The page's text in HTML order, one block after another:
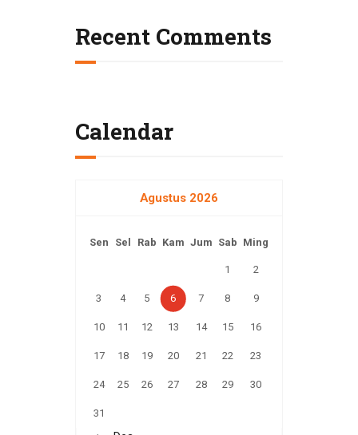
Recent Comments
Calendar
Agustus 2026
Sen Sel Rab Kam Jum Sab Ming
1 2
3 4 5 6 7 8 9
10 11 12 13 14 15 16
17 18 19 20 21 22 23
24 25 26 27 28 29 30
31